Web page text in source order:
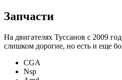
Запчасти
На двигателях Туссанов с 2009
слишком дорогие, но есть и еще
CGA
Nsp